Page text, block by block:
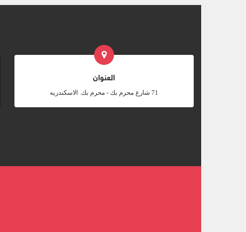
العنوان
‎71 شارع محرم بك - محرم بك. الاسكندريه